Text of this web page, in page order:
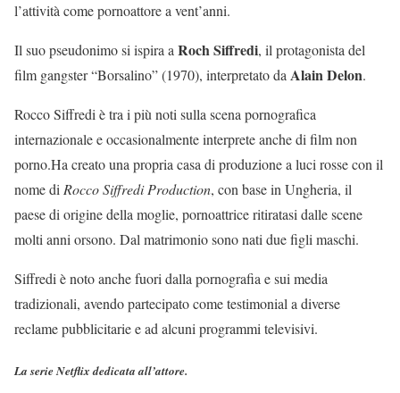
l’attività come pornoattore a vent’anni.
Il suo pseudonimo si ispira a Roch Siffredi, il protagonista del
film gangster “Borsalino” (1970), interpretato da Alain Delon.
Rocco Siffredi è tra i più noti sulla scena pornografica
internazionale e occasionalmente interprete anche di film non
porno.Ha creato una propria casa di produzione a luci rosse con il
nome di Rocco Siffredi Production, con base in Ungheria, il
paese di origine della moglie, pornoattrice ritiratasi dalle scene
molti anni orsono. Dal matrimonio sono nati due figli maschi.
Siffredi è noto anche fuori dalla pornografia e sui media
tradizionali, avendo partecipato come testimonial a diverse
reclame pubblicitarie e ad alcuni programmi televisivi.
La serie Netflix dedicata all’attore.